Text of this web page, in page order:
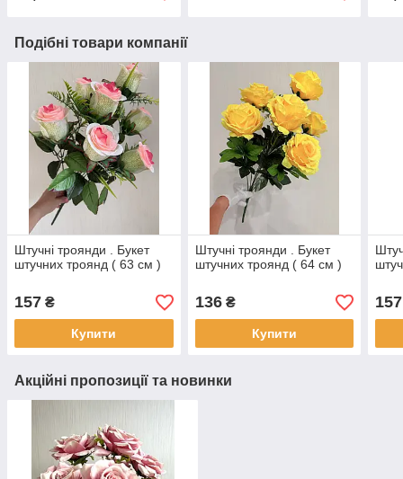
Подібні товари компанії
Штучні троянди . Букет
штучних троянд ( 63 см )
157 ₴
Купити
Штучні троянди . Букет
штучних троянд ( 64 см )
136₴
Купити
157
Акційні пропозиції та новинки